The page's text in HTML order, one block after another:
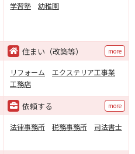
学習塾
幼稚園
住まい（改築等） more
リフォーム
エクステリア工事業
工務店
依頼する more
法律事務所 税務事務所 司法書士